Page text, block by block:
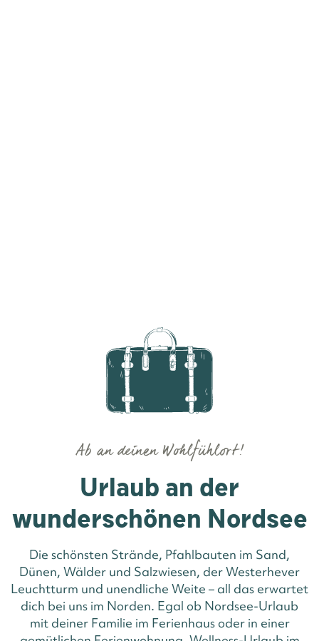
Urlaub an der
wunderschönen Nordsee
Ab an deinen Wohlfühlort!
Die schönsten Strände, Pfahlbauten im Sand,
Dünen, Wälder und Salzwiesen, der Westerhever
Leuchtturm und unendliche Weite – all das erwartet
dich bei uns im Norden. Egal ob Nordsee-Urlaub
mit deiner Familie im Ferienhaus oder in einer